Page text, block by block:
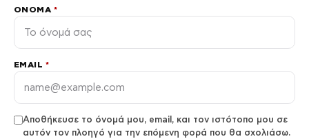
ΌΝΟΜΑ *
EMAIL *
Αποθήκευσε το όνομά μου, email, και τον ιστότοπο μου σε
αυτόν τον πλοηγό για την επόμενη φορά που θα σχολιάσω.